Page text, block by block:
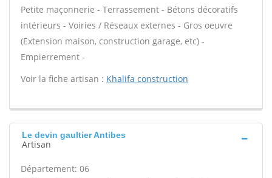
Petite maçonnerie - Terrassement - Bétons décoratifs
intérieurs - Voiries / Réseaux externes - Gros oeuvre
(Extension maison, construction garage, etc) -
Empierrement -
Voir la fiche artisan : Khalifa construction
Le devin gaultier Antibes
Artisan
Département: 06